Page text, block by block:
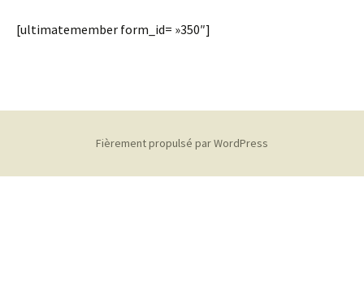
[ultimatemember form_id= »350″]
Fièrement propulsé par WordPress